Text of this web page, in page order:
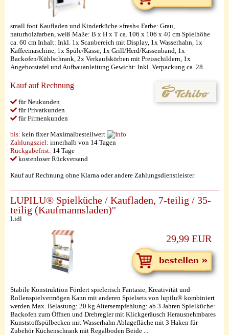
small foot Kaufladen und Kinderküche »fresh« Farbe: Grau,
naturholzfarben, weiß Maße: B x H x T ca. 106 x 106 x 40 cm Spielhöhe
ca. 60 cm Inhalt: Inkl. 1x Scanbereich mit Display, 1x Wasserhahn, 1x
Kaffeemaschine, 1x Spüle/Kasse, 1x Grill/Herd/Kassenband, 1x
Backofen/Kühlschrank, 2x Verkaufskörben mit Preisschildern, 1x
Angebotstafel und Aufbauanleitung Gewicht: Inkl. Verpackung ca. 28...
Kauf auf Rechnung
für Neukunden
für Privatkunden
für Firmenkunden
bis: kein fixer Maximalbestellwert
Zahlungsziel: innerhalb von 14 Tagen
Rückgabefrist: 14 Tage
kostenloser Rückversand
Kauf auf Rechnung ohne Klarna oder andere Zahlungsdienstleister
LUPILU® Spielküche / Kaufladen, 7-teilig / 35-
teilig (Kaufmannsladen)''
Lidl
29,99 EUR
Stabile Konstruktion Fördert spielerisch Fantasie, Kreativität und
Rollenspielvermögen Kann mit anderen Spielsets von lupilu® kombiniert
werden Max. Belastung: 20 kg Altersempfehlung: ab 3 Jahren Spielküche:
Backofen zum Öffnen und Drehregler mit Klickgeräusch Herausnehmbares
Kunststoffspülbecken mit Wasserhahn Ablagefläche mit 3 Haken für
Zubehör Küchenschrank mit Regalboden Beide ...